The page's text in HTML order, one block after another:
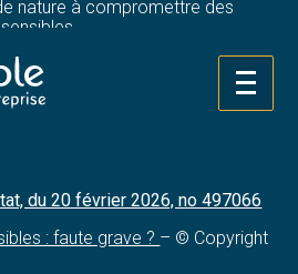
nature à compromettre des
ne pouvait ignorer les risques
au regard de ses fonctions,
grave justifiant son licenciement
du 20 février 2026, no 497066
: faute grave ? – © Copyright